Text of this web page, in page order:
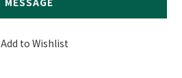
Add to Wishlist